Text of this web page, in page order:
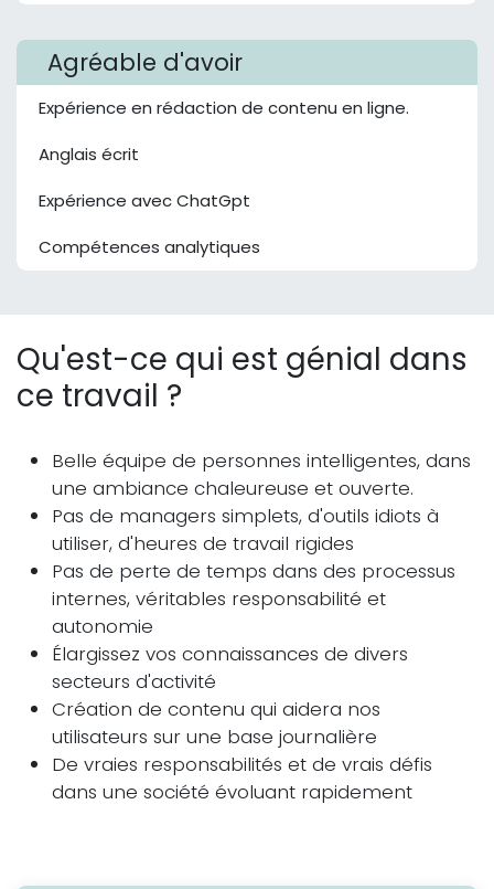
Agréable d'avoir
Expérience en rédaction de contenu en ligne.
Anglais écrit
Expérience avec ChatGpt
Compétences analytiques
Qu'est-ce qui est génial dans
ce travail ?
Belle équipe de personnes intelligentes, dans
une ambiance chaleureuse et ouverte.
Pas de managers simplets, d'outils idiots à
utiliser, d'heures de travail rigides
Pas de perte de temps dans des processus
internes, véritables responsabilité et
autonomie
Élargissez vos connaissances de divers
secteurs d'activité
Création de contenu qui aidera nos
utilisateurs sur une base journalière
De vraies responsabilités et de vrais défis
dans une société évoluant rapidement